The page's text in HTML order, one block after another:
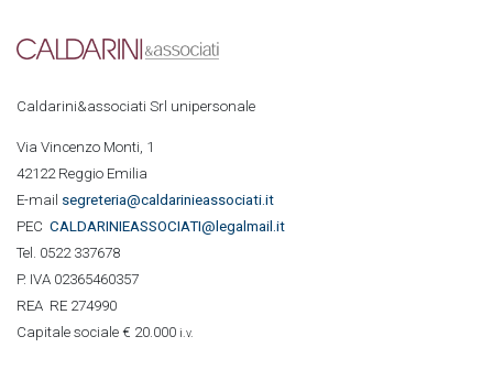
Caldarini&associati Srl unipersonale
Via Vincenzo Monti, 1
42122 Reggio Emilia
E-mail segreteria@caldarinieassociati.it
PEC CALDARINIEASSOCIATI@legalmail.it
Tel. 0522 337678
P. IVA 02365460357
REA RE 274990
Capitale sociale € 20.000 i.v.